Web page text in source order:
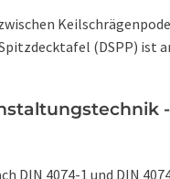
(DSPP) ist
DIN 4074-1 und DIN